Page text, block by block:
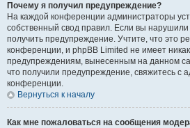
Почему я получил предупреждение?
На каждой конференции администраторы
собственный свод правил. Если вы
получить предупреждение. Учтите, что это
конференции, и phpBB Limited не имеет
предупреждениям, вынесенным на данном
что получили предупреждение, свяжитесь с
конференции.
Вернуться к началу
Как мне пожаловаться на сообщения